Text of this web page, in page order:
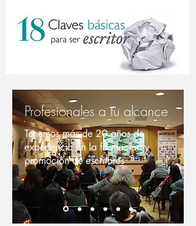
Profesionales a tu alcance
Tenemos más de 20 años de
experiencia en la formación y
promoción de escritores